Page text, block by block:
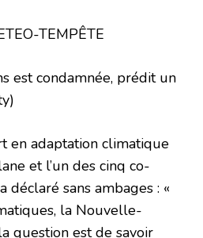
est condamnée, prédit un
en adaptation climatique
et l’un des cinq co-
déclaré sans ambages : «
la Nouvelle-
question est de savoir